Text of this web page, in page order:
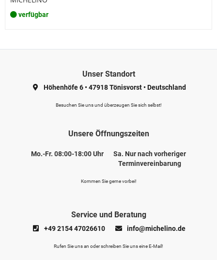
verfügbar
Unser Standort
Höhenhöfe 6 •47918 Tönisvorst •Deutschland
Besuchen Sie uns und überzeugen Sie sich selbst!
Unsere Öffnungszeiten
Mo.-Fr. 08:00-18:00 Uhr
Sa. Nur nach vorheriger
Terminvereinbarung
Kommen Sie gerne vorbei!
Service und Beratung
+49 2154 47026610 info@michelino.de
Rufen Sie uns an oder schreiben Sie uns eine E-Mail!